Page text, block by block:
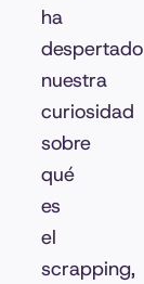
ha
despertado
nuestra
curiosidad
sobre
qué
es
el
scrapping,